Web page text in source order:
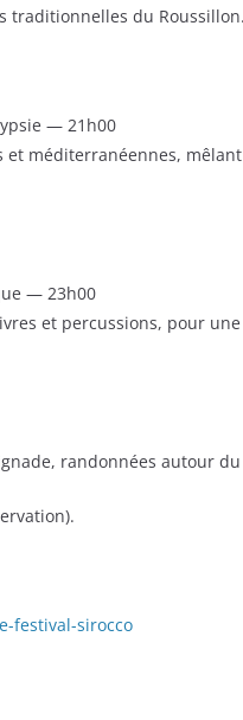
traditionnelles du Roussillon.
— 21h00
et méditerranéennes,
— 23h00
et percussions, pour
randonnées autour du
festival-sirocco